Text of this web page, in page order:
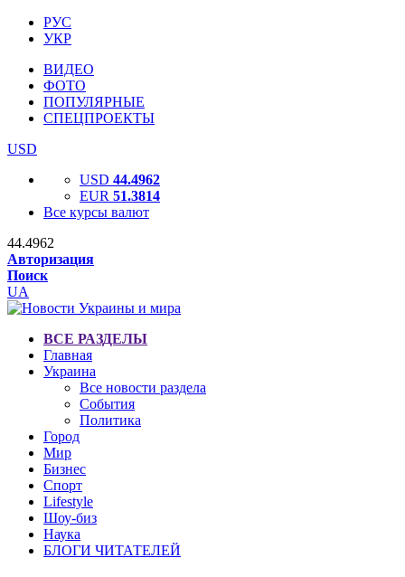
РУС
УКР
ВИДЕО
ФОТО
ПОПУЛЯРНЫЕ
СПЕЦПРОЕКТЫ
USD
USD 44.4962
EUR 51.3814
Все курсы валют
44.4962
Авторизация
Поиск
UA
ВСЕ РАЗДЕЛЫ
Главная
Украина
Все новости раздела
События
Политика
Город
Мир
Бизнес
Спорт
Lifestyle
Шоу-биз
Наука
БЛОГИ ЧИТАТЕЛЕЙ